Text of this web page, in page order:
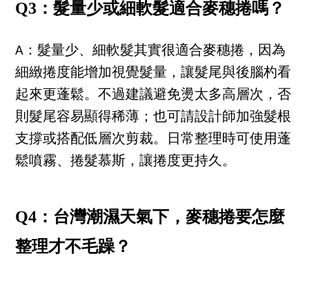
Q3：髮量少或細軟髮適合麥穗捲嗎？
A：髮量少、細軟髮其實很適合麥穗捲，因為
細緻捲度能增加視覺髮量，讓髮尾與後腦杓看
起來更蓬鬆。不過建議避免燙太多高層次，否
則髮尾容易顯得稀薄；也可請設計師加強髮根
支撐或搭配低層次剪裁。日常整理時可使用蓬
鬆噴霧、捲髮慕斯，讓捲度更持久。
Q4：台灣潮濕天氣下，麥穗捲要怎麼
整理才不毛躁？